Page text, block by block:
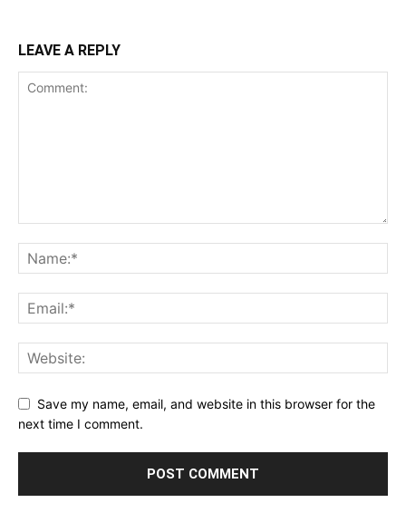
LEAVE A REPLY
Save my name, email, and website in this browser for the
next time I comment.